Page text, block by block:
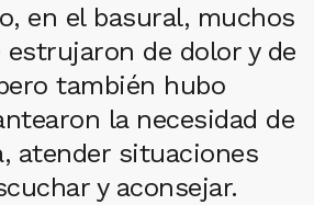
en el basural, muchos
estrujaron de dolor y de
también hubo
la necesidad de
atender situaciones
y aconsejar.